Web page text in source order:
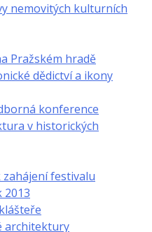
nemovitých kulturních
Pražském hradě
dědictví a ikony
konference
v historických
festivalu
2013
architektury